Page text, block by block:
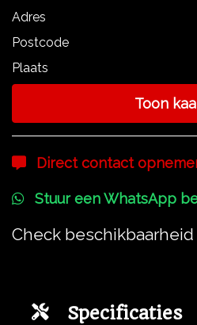
Adres
Postcode
Plaats
Toon
Direct contact
Stuur een WhatsApp
Check beschikbaarheid
Specificaties